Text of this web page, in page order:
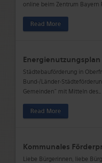
online beim Zentrum Bayern
Read More
Städtebauförderung in
Bund-/Länder-
Gemeinden" mit Mitteln des…
Read More
Kommunales
Liebe Bürgerinnen, liebe